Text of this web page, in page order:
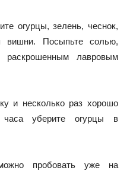
огурцы, зелень, чеснок,
вишни. Посыпьте солью,
лавровым
и несколько раз хорошо
часа уберите огурцы в
пробовать уже на